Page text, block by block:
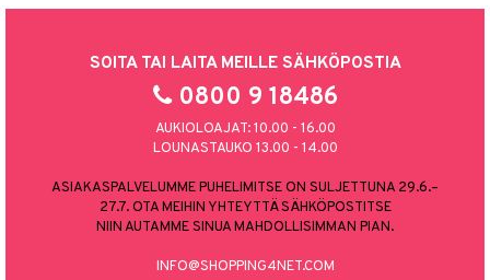
SOITA TAI LAITA MEILLE SÄHKÖPOSTIA
0800 9 18486
AUKIOLOAJAT: 10.00 - 16.00
LOUNASTAUKO 13.00 - 14.00
ASIAKASPALVELUMME PUHELIMITSE ON SULJETTUNA 29.6.–
27.7. OTA MEIHIN YHTEYTTÄ SÄHKÖPOSTITSE
NIIN AUTAMME SINUA MAHDOLLISIMMAN PIAN.
INFO@SHOPPING4NET.COM